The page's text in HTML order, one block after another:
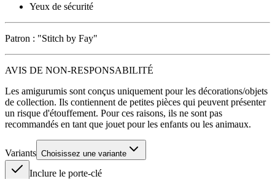
Yeux de sécurité
Patron : "Stitch by Fay"
AVIS DE NON-RESPONSABILITÉ
Les amigurumis sont conçus uniquement pour les décorations/objets
de collection. Ils contiennent de petites pièces qui peuvent présenter
un risque d'étouffement. Pour ces raisons, ils ne sont pas
recommandés en tant que jouet pour les enfants ou les animaux.
Variants Choisissez une variante
Inclure le porte-clé